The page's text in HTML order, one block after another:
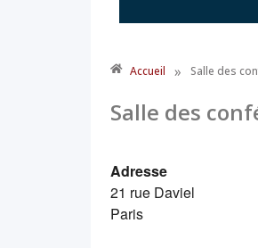
Accueil » Salle des
Salle des
Adresse
21 rue Daviel
Paris